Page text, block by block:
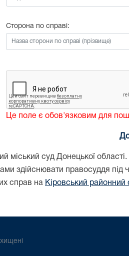
Сторона по справі:
Це поле є обов'язковим для
міський суд Донецької
здійснювати правосуддя
справ на Кіровський районний